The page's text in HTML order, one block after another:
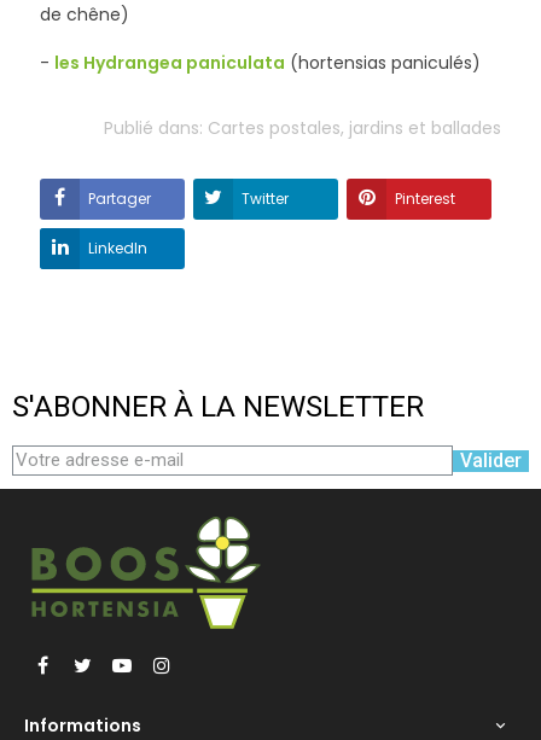
de chêne)
- les Hydrangea paniculata (hortensias paniculés)
Publié dans: Cartes postales, jardins et ballades
Partager Twitter Pinterest
LinkedIn
S'ABONNER À LA NEWSLETTER
Valider
Facebook
Twitter YouTube
Informations 